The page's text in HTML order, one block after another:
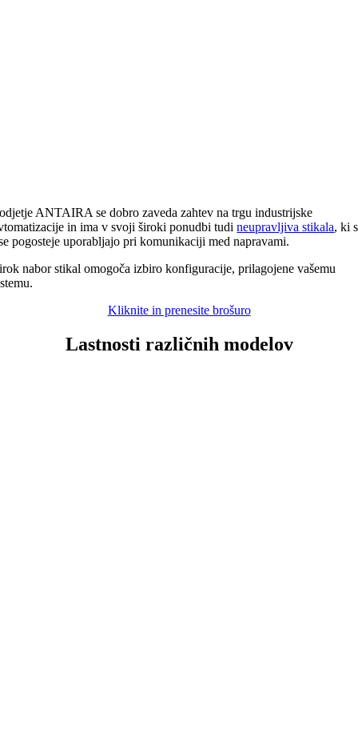
ANTAIRA se dobro zaveda zahtev na trgu industrijske
in ima v svoji široki ponudbi tudineupravljiva stikala, ki
pogosteje uporabljajo pri komunikaciji med napravami.
nabor stikal omogoča izbiro konfiguracije, prilagojene vašemu
Kliknite in prenesite brošuro
Lastnosti različnih modelov